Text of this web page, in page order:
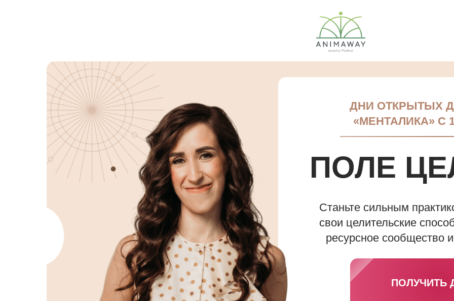
Станьте сильным
свои целительские
ресурсное сообщество
ДНИ ОТКРЫТЫХ
«МЕНТАЛИКА» С
ПОЛЕ
ПОЛУЧИТЬ